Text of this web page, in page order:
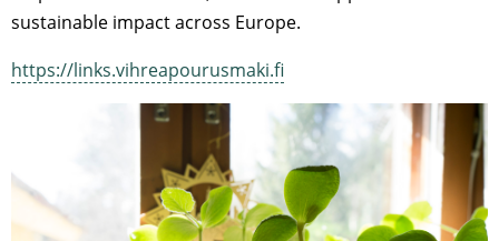
sustainable impact across Europe.
https://links.vihreapourusmaki.fi